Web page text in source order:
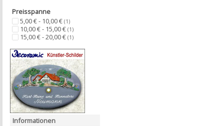
Preisspanne
5,00 € - 10,00 € (1)
10,00 € - 15,00 € (1)
15,00 € - 20,00 € (1)
Informationen